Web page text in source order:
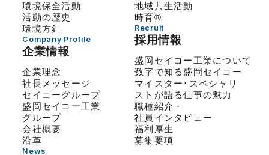
環境保全活動
活動の歴史
環境方針
Company Profile
企業情報
企業理念
社長メッセージ
セイコーグループ
盛岡セイコー工業
グループ
会社概要
沿革
News
地域共生活動
時育®
Recruit
採用情報
盛岡セイコー工業について
数字で知る盛岡セイコー
マイスター･スペシャリ
ストが語る仕事の魅力
職種紹介・
社員インタビュー
福利厚生
募集要項